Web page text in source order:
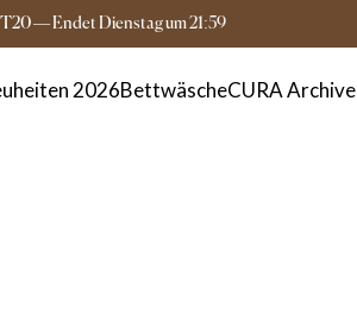
— Endet Dienstagum21:59
3-5 Tage Lieferzeit
2026BettwäscheCURA Archive